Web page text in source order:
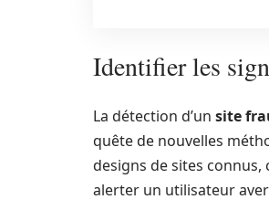
Identifier les
La détection d’un site
quête de nouvelles
designs de sites
alerter un utilisateur